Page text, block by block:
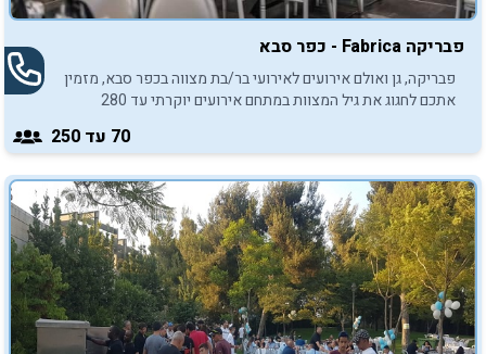
פבריקה Fabrica - כפר סבא
פבריקה, גן ואולם אירועים לאירועי בר/בת מצווה בכפר סבא, מזמין
אתכם לחגוג את גיל המצוות במתחם אירועים יוקרתי עד 280
70 עד 250